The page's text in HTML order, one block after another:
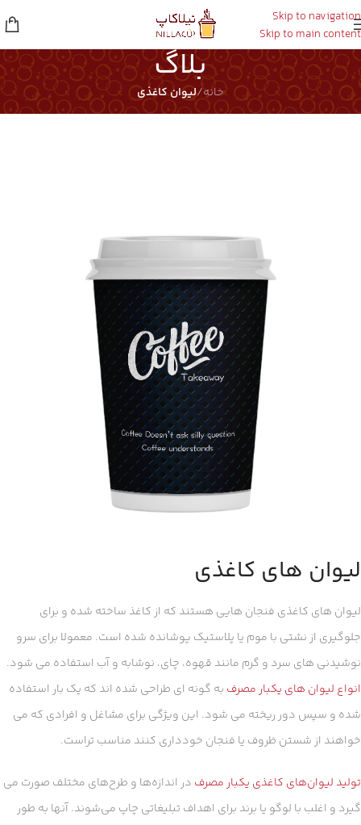
Skip to navigation
Skip to main content
بلاگ
خانه/لیوان کاغذی
لیوان های کاغذی
لیوان های کاغذی فنجان هایی هستند که از کاغذ ساخته شده و برای
جلوگیری از نشتی با موم یا پلاستیک پوشانده شده است. معمولا برای سرو
نوشیدنی های سرد و گرم مانند قهوه، چای، نوشابه و آب استفاده می شود.
انواع لیوان های یکبار مصرف به گونه ای طراحی شده اند که یک بار استفاده
شده و سپس دور ریخته می شود. این ویژگی برای مشاغل و افرادی که می
خواهند از شستن ظروف یا فنجان خودداری کنند مناسب تراست.
تولید لیوان‌های کاغذی یکبار مصرف در اندازه‌ها و طرح‌های مختلف صورت می
گیرد و اغلب با لوگو یا برند برای اهداف تبلیغاتی چاپ می‌شوند. آنها به طور